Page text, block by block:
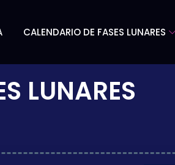
CALENDARIO DE FASES LUNARES
LUNARES